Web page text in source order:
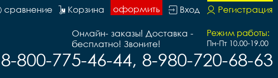
Регистрация
Вход
оформить
Корзина
сравнение
Режим работы:
Пн-Пт 10.00-19.00
Онлайн- заказы! Доставка -
бесплатно! Звоните!
8-800-775-46-44, 8-980-720-68-63